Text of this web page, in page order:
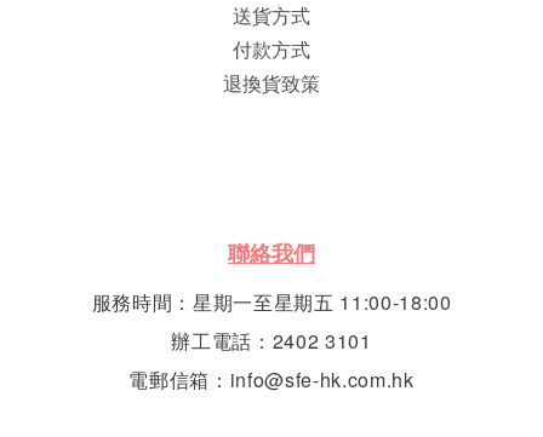
送貨方式
付款方式
退換貨致策
聯絡我們
服務時間：星期一至星期五 11:00-18:00
辦工電話：2402 3101
電郵信箱：info@sfe-hk.com.hk